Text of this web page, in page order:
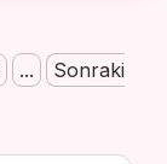
...
Sonraki